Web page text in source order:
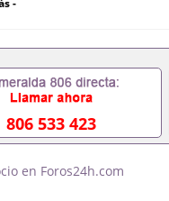
客户要求安排。 国内找工
业单位需要些什么材料
办, 没有正常毕业怎么办
您是否因为递交
证在校挂科了不想读了,成
国外本科毕业证
哪里可以制作美
业证551190476哪里可以
哪里可以办理水印成
-
806 533 423